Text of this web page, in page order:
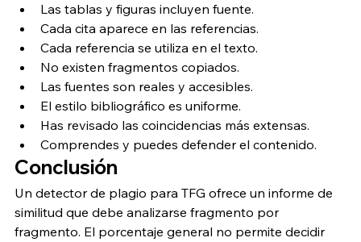
Las tablas y figuras incluyen fuente.
Cada cita aparece en las referencias.
Cada referencia se utiliza en el texto.
No existen fragmentos copiados.
Las fuentes son reales y accesibles.
El estilo bibliográfico es uniforme.
Has revisado las coincidencias más extensas.
Comprendes y puedes defender el contenido.
Conclusión
Un detector de plagio para TFG ofrece un informe de
similitud que debe analizarse fragmento por
fragmento. El porcentaje general no permite decidir